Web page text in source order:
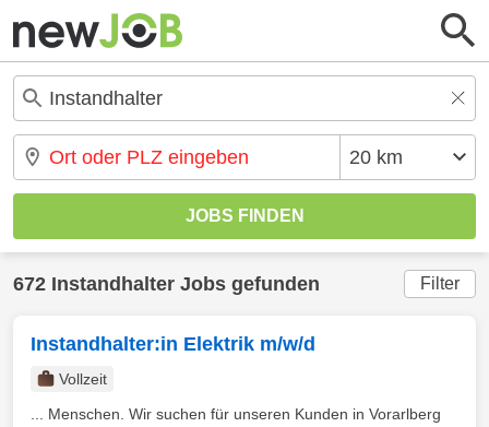
672 Instandhalter Jobs gefunden Filter
Instandhalter:in Elektrik m/w/d
Vollzeit
... Menschen. Wir suchen für unseren Kunden in Vorarlberg